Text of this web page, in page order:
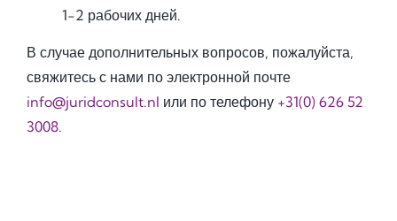
1-2 рабочих дней.
В случае дополнительных вопросов, пожалуйста,
свяжитесь с нами по электронной почте
info@juridconsult.nl или по телефону +31(0) 626 52
3008.